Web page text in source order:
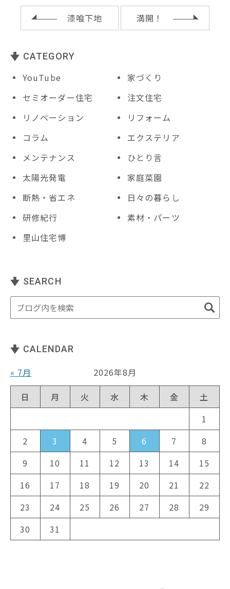
o
k 漆喰下地 満開！
CATEGORY
YouTube
家づくり
セミオーダー住宅
注文住宅
リノベーション
リフォーム
コラム
エクステリア
メンテナンス
ひとり言
太陽光発電
家庭菜園
断熱・省エネ
日々の暮らし
研修紀行
素材・パーツ
里山住宅博
SEARCH
CALENDAR
« 7月
2026年8月
日
月 火 水 木 金
土
1
2
3 4 5 6 7
8
9
10 11 12 13 14
15
16
17 18 19 20 21
22
23
24 25 26 27 28
29
30
31